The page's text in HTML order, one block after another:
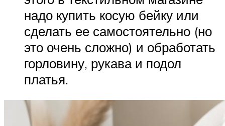
надо купить косую бейку или
сделать ее самостоятельно (но
это очень сложно) и обработать
горловину, рукава и подол
платья.